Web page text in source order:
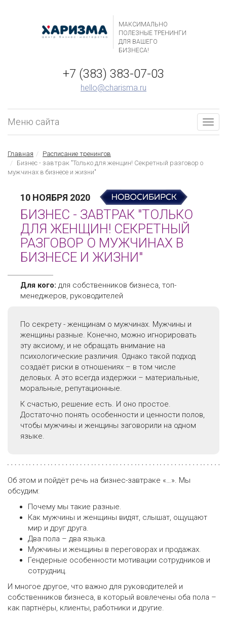
МАКСИМАЛЬНО
ПОЛЕЗНЫЕ ТРЕНИНГИ
ДЛЯ ВАШЕГО
БИЗНЕСА!
+7 (383) 383-07-03
hello@charisma.ru
Меню сайта
Главная
Расписание тренингов
Бизнес - завтрак "Только для женщин! Секретный разговор о
мужчинах в бизнесе и жизни"
10 НОЯБРЯ 2020
БИЗНЕС - ЗАВТРАК "ТОЛЬКО
ДЛЯ ЖЕНЩИН! СЕКРЕТНЫЙ
РАЗГОВОР О МУЖЧИНАХ В
БИЗНЕСЕ И ЖИЗНИ"
Для кого: для собственников бизнеса, топ-
менеджеров, руководителей
По секрету - женщинам о мужчинах. Мужчины и
женщины разные. Конечно, можно игнорировать
эту аксиому, и не обращать внимание на
психологические различия. Однако такой подход
создаёт риски в отношениях – в том числе
деловых. А это всегда издержки – материальные,
моральные, репутационные.
К счастью, решение есть. И оно простое.
Достаточно понять особенности и ценности полов,
чтобы мужчины и женщины заговорили на одном
языке.
Об этом и пойдёт речь на бизнес-завтраке «…». Мы
обсудим:
Почему мы такие разные.
Как мужчины и женщины видят, слышат, ощущают
мир и друг друга.
Два пола – два языка.
Мужчины и женщины в переговорах и продажах.
Гендерные особенности мотивации сотрудников и
сотрудниц.
И многое другое, что важно для руководителей и
собственников бизнеса, в который вовлечены оба пола –
как партнёры, клиенты, работники и другие.